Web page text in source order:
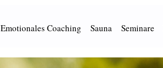
Emotionales Coaching Sauna Seminare